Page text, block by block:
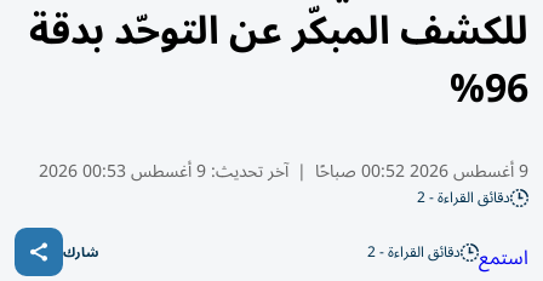
للكشف المبكّر عن التوحّد بدقة
96%
9 أغسطس 2026 00:52 صباحًا | آخر تحديث:9 أغسطس 00:53 2026
دقائق القراءة - 2
استمع دقائق القراءة - 2 شارك